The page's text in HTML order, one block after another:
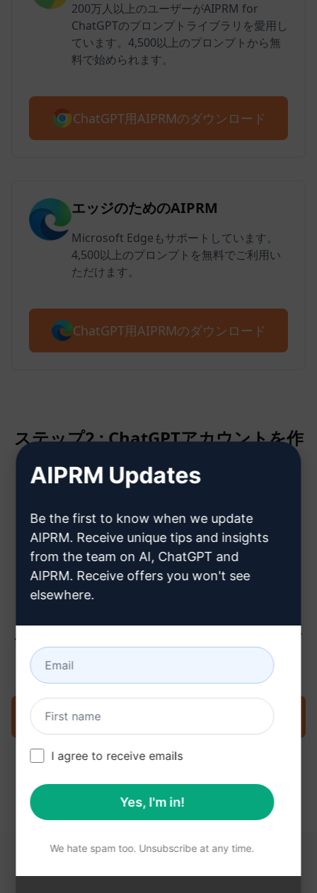
200万人以上のユーザーがAIPRM for
ChatGPTのプロンプトライブラリを愛用し
ています。4,500以上のプロンプトから無
料で始められます。
ChatGPT用AIPRMのダウンロード
エッジのためのAIPRM
Microsoft Edgeもサポートしています。
4,500以上のプロンプトを無料でご利用い
ただけます。
ChatGPT用AIPRMのダウンロード
ステップ2 : ChatGPTアカウントを作
成する
ChatGPTアカウント作成方法はこ
ちら
ステップ3 : ChatGPTでプロンプトを
今すぐChatGPTでプロンプトを試す
AIPRM Updates
Be the first to know when we update
AIPRM. Receive unique tips and insights
from the team on AI, ChatGPT and
AIPRM. Receive offers you won't see
elsewhere.
I agree to receive emails
Yes, I'm in!
We hate spam too. Unsubscribe at any time.